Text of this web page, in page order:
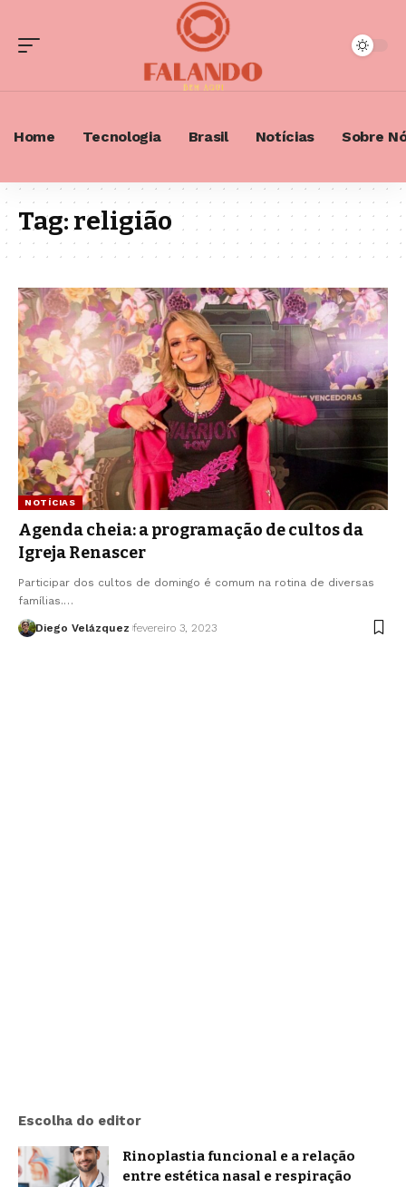
Home Tecnologia Brasil Notícias Sobre
Tag:religião
NOTÍCIAS
Agenda cheia: a programação de cultos da
Igreja Renascer
Participar dos cultos de domingo é comum na rotina de diversas
famílias.…
Diego Velázquez fevereiro 3, 2023
Escolha do editor
Rinoplastia funcional e a relação
entre estética nasal e respiração